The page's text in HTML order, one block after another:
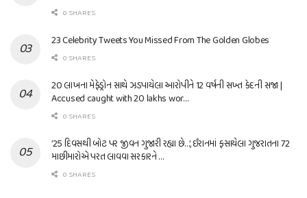
0 SHARES
23 Celebrity Tweets You Missed From The Golden Globes
0 SHARES
20 લાખના મેફેડ્રોન સાથે ઝડપાયેલા આરોપીને 12 વર્ષની સખ્ત કેદની સજા |
Accused caught with 20 lakhs wor…
0 SHARES
’25 દિવસથી બોટ પર જીવન ગુજારી રહ્યા છે…’, ઈરાનમાં ફસાયેલા ગુજરાતના 72
માછીમારોએ પરત લાવવા સરકારને …
0 SHARES